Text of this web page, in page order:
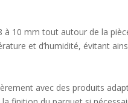
10 mm tout autour de la
et d’humidité, évitant
avec des produits